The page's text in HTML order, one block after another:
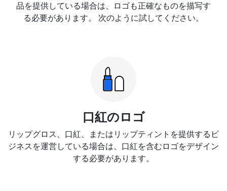
品を提供している場合は、ロゴも正確なものを描写す
る必要があります。 次のように試してください。
口紅のロゴ
リップグロス、口紅、またはリップティントを提供するビ
ジネスを運営している場合は、口紅を含むロゴをデザイン
する必要があります。